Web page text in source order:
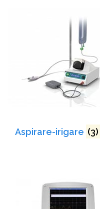
Aspirare-irigare (3)